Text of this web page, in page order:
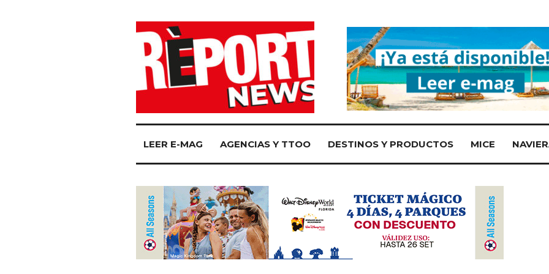
LEER E-MAG AGENCIAS Y TTOO DESTINOS Y PRODUCTOS MICE